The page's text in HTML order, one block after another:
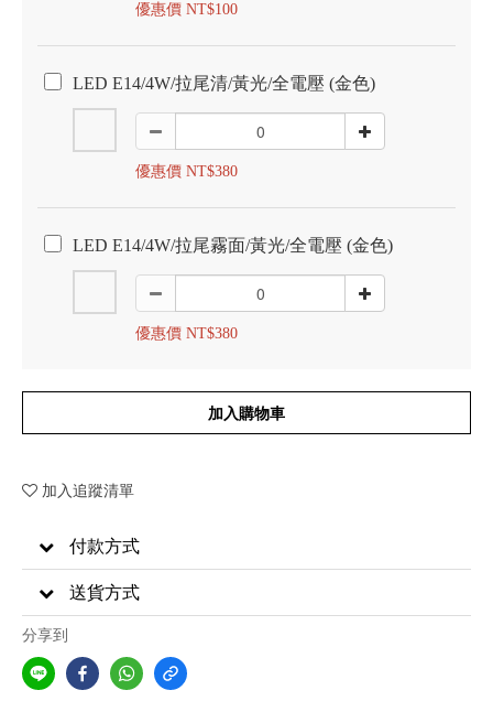
優惠價 NT$100
LED E14/4W/拉尾清/黃光/全電壓 (金色)
優惠價 NT$380
LED E14/4W/拉尾霧面/黃光/全電壓 (金色)
優惠價 NT$380
加入購物車
加入追蹤清單
付款方式
送貨方式
分享到